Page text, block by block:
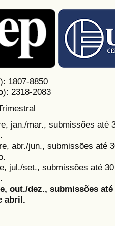
): 1807-8850
): 2318-2083
jan./mar., submissões até
abr./jun., submissões até
jul./set., submissões até
out./dez., submissões
abril.